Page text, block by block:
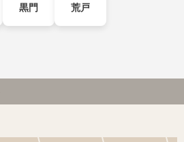
黒門 荒戸